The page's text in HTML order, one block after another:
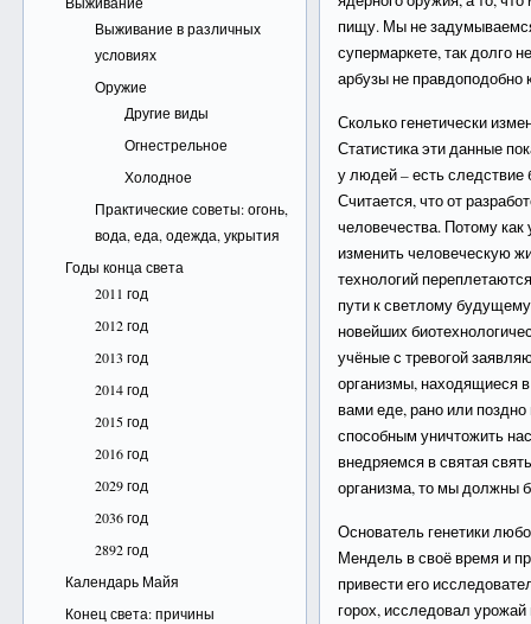
Выживание в различных
условиях
Оружие
Другие виды
Огнестрельное
Холодное
Практические советы: огонь,
вода, еда, одежда, укрытия
Годы конца света
2011 год
2012 год
2013 год
2014 год
2015 год
2016 год
2029 год
2036 год
2892 год
Календарь Майя
Конец света: причины
пищу. Мы не
супермаркете, так долго
арбузы не правдоподобно
Сколько генетически
Статистика эти данные
у людей – есть следствие
Считается, что от
человечества. Потому как
изменить человеческую
технологий
пути к светлому
новейших
учёные с тревогой
организмы, находящиеся
вами еде, рано или
способным уничтожить
внедряемся в святая
организма, то мы должны
Основатель генетики
Мендель в своё время и
привести его
горох, исследовал